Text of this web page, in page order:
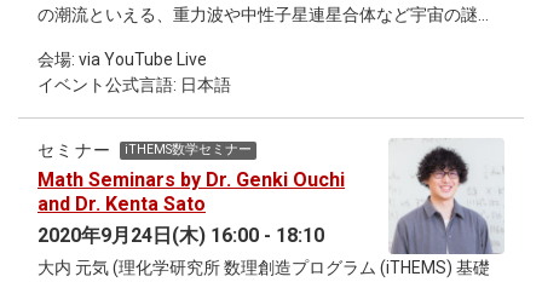
の潮流といえる、重力波や中性子星連星合体など宇宙の謎に
スーパーコンピューターを用いた最先端の研究スタイルま
で、日本が誇る原子核物理学の今と今後の展望をお話しま
す。
会場: via YouTube Live
イベント公式言語: 日本語
セミナー iTHEMS数学セミナー
Math Seminars by Dr. Genki Ouchi
and Dr. Kenta Sato
2020年9月24日(木) 16:00 - 18:10
大内 元気 (理化学研究所 数理創造プログラム (iTHEMS) 基礎